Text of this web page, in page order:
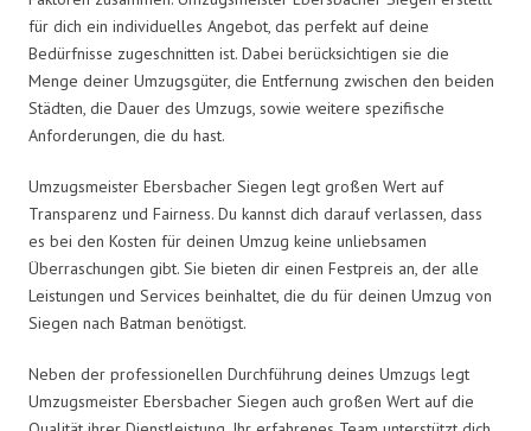
für dich ein individuelles Angebot, das perfekt auf deine
Bedürfnisse zugeschnitten ist. Dabei berücksichtigen sie die
Menge deiner Umzugsgüter, die Entfernung zwischen den beiden
Städten, die Dauer des Umzugs, sowie weitere spezifische
Anforderungen, die du hast.
Umzugsmeister Ebersbacher Siegen legt großen Wert auf
Transparenz und Fairness. Du kannst dich darauf verlassen, dass
es bei den Kosten für deinen Umzug keine unliebsamen
Überraschungen gibt. Sie bieten dir einen Festpreis an, der alle
Leistungen und Services beinhaltet, die du für deinen Umzug von
Siegen nach Batman benötigst.
Neben der professionellen Durchführung deines Umzugs legt
Umzugsmeister Ebersbacher Siegen auch großen Wert auf die